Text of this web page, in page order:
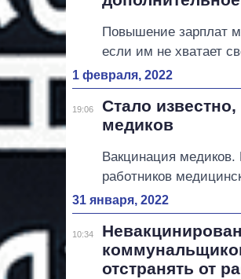
Повышение зарплат
если им не хватает
1 февраля, 2022
19:06
Стало
медиков
Вакцинация
работников
31 января, 2022
10:34
отстранять от